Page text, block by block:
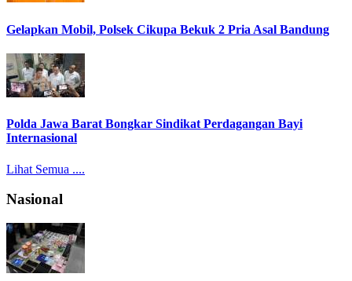
Gelapkan Mobil, Polsek Cikupa Bekuk 2 Pria Asal Bandung
Polda Jawa Barat Bongkar Sindikat Perdagangan Bayi
Internasional
Lihat Semua ....
Nasional